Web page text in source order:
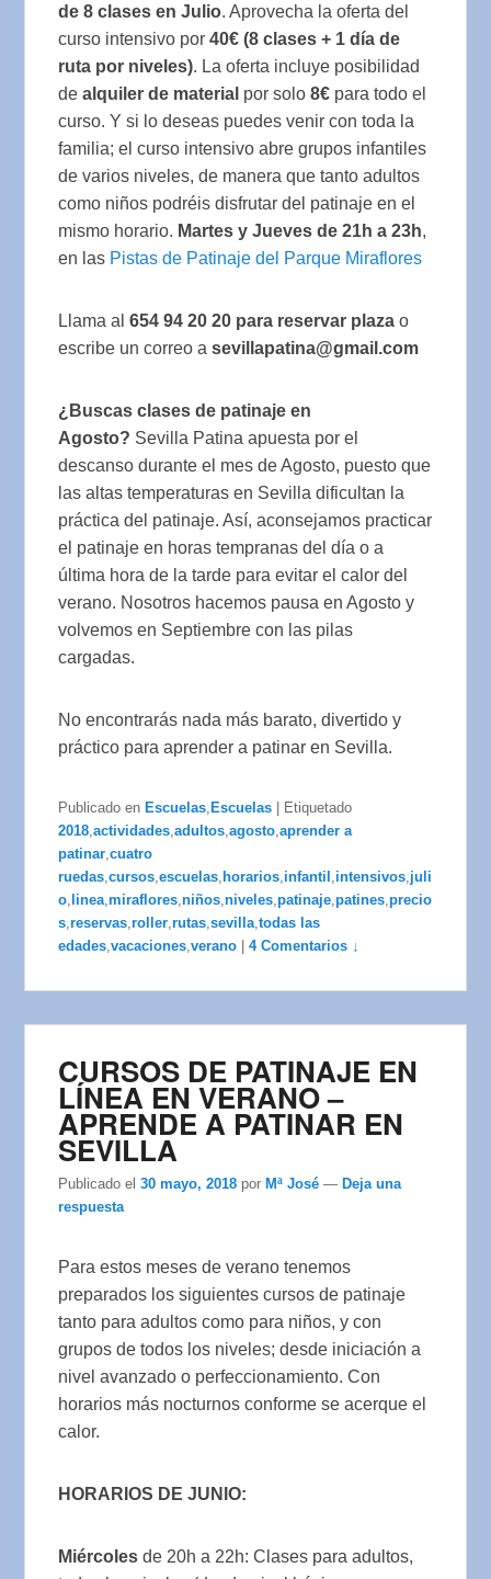
de 8 clases en Julio. Aprovecha la oferta del
curso intensivo por40€ (8 clases + 1 día de
ruta por niveles). La oferta incluye posibilidad
dealquiler de material por solo8€ para todo el
curso. Y si lo deseas puedes venir con toda la
familia; el curso intensivo abre grupos infantiles
de varios niveles, de manera que tanto adultos
como niños podréis disfrutar del patinaje en el
mismo horario. Martes y Jueves de 21h a 23h,
en las Pistas de Patinaje del Parque Miraflores
Llama al654 94 20 20 para reservar plazao
escribe un correo a sevillapatina@gmail.com
¿Buscas clases de patinaje en
Agosto? Sevilla Patina apuesta por el
descanso durante el mes de Agosto, puesto que
las altas temperaturas en Sevilla dificultan la
práctica del patinaje. Así, aconsejamos practicar
el patinaje en horas tempranas del día o a
última hora de la tarde para evitar el calor del
verano. Nosotros hacemos pausa en Agosto y
volvemos en Septiembre con las pilas
cargadas.
No encontrarás nada más barato, divertido y
práctico para aprender a patinar en Sevilla.
Publicado en Escuelas Escuelas
Etiquetado
2018 ,actividades ,adultos ,agosto ,aprender a
patinar ,cuatro
ruedas ,cursos ,escuelas horarios infantil intensivos juli
o linea ,miraflores ,niños ,niveles ,patinaje ,patines ,precio
s ,reservas ,roller ,rutas ,sevilla ,todas las
edades ,vacaciones ,verano |4 Comentarios ↓
CURSOS DE PATINAJE EN
LÍNEA EN VERANO –
APRENDE A PATINAR EN
SEVILLA
Publicado el30 mayo, 2018 por Mª José — Deja una
respuesta
Para estos meses de verano tenemos
preparados los siguientes cursos de patinaje
tanto para adultos como para niños, y con
grupos de todos los niveles; desde iniciación a
nivel avanzado o perfeccionamiento. Con
horarios más nocturnos conforme se acerque el
calor.
HORARIOS DE JUNIO:
Miércoles de 20h a 22h: Clases para adultos,